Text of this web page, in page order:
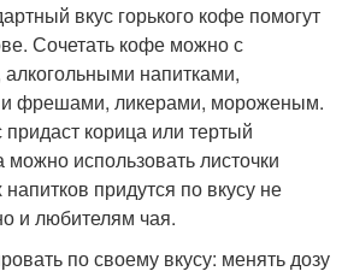
вкус горького кофе помогут
Сочетать кофе можно с
напитками,
фрешами, ликерами, мороженым.
корица или тертый
использовать листочки
придутся по вкусу не
и любителям чая.
по своему вкусу: менять дозу